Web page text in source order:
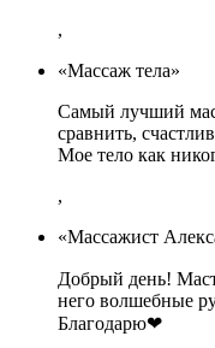
,
«Массаж тела»
Самый лучший
сравнить,
Мое тело как
,
«Массажист
Добрый день!
него волшебные
Благодарю❤